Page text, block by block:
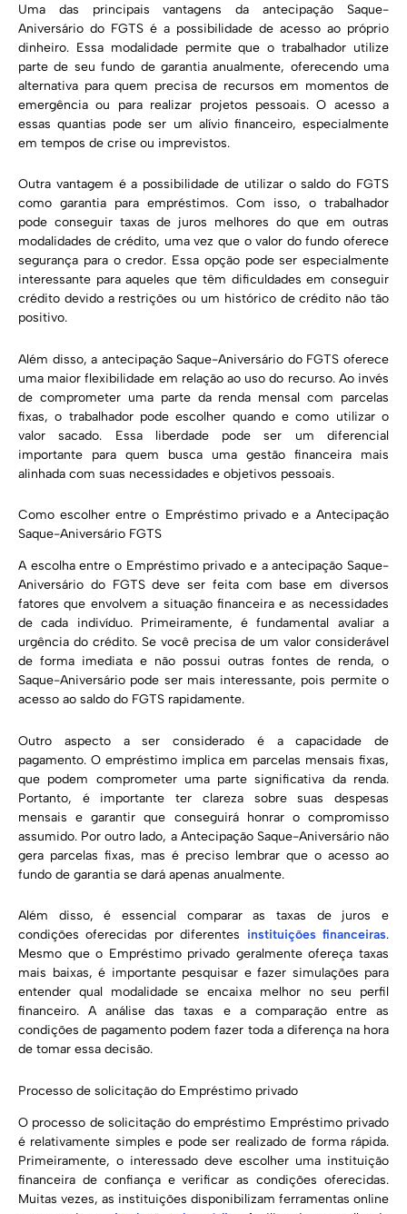
Uma das principais vantagens da antecipação Saque-
Aniversário do FGTS é a possibilidade de acesso ao próprio
dinheiro. Essa modalidade permite que o trabalhador utilize
parte de seu fundo de garantia anualmente, oferecendo uma
alternativa para quem precisa de recursos em momentos de
emergência ou para realizar projetos pessoais. O acesso a
essas quantias pode ser um alívio financeiro, especialmente
em tempos de crise ou imprevistos.
Outra vantagem é a possibilidade de utilizar o saldo do FGTS
como garantia para empréstimos. Com isso, o trabalhador
pode conseguir taxas de juros melhores do que em outras
modalidades de crédito, uma vez que o valor do fundo oferece
segurança para o credor. Essa opção pode ser especialmente
interessante para aqueles que têm dificuldades em conseguir
crédito devido a restrições ou um histórico de crédito não tão
positivo.
Além disso, a antecipação Saque-Aniversário do FGTS oferece
uma maior flexibilidade em relação ao uso do recurso. Ao invés
de comprometer uma parte da renda mensal com parcelas
fixas, o trabalhador pode escolher quando e como utilizar o
valor sacado. Essa liberdade pode ser um diferencial
importante para quem busca uma gestão financeira mais
alinhada com suas necessidades e objetivos pessoais.
Como escolher entre o Empréstimo privado e a Antecipação
Saque-Aniversário FGTS
A escolha entre o Empréstimo privado e a antecipação Saque-
Aniversário do FGTS deve ser feita com base em diversos
fatores que envolvem a situação financeira e as necessidades
de cada indivíduo. Primeiramente, é fundamental avaliar a
urgência do crédito. Se você precisa de um valor considerável
de forma imediata e não possui outras fontes de renda, o
Saque-Aniversário pode ser mais interessante, pois permite o
acesso ao saldo do FGTS rapidamente.
Outro aspecto a ser considerado é a capacidade de
pagamento. O empréstimo implica em parcelas mensais fixas,
que podem comprometer uma parte significativa da renda.
Portanto, é importante ter clareza sobre suas despesas
mensais e garantir que conseguirá honrar o compromisso
assumido. Por outro lado, a Antecipação Saque-Aniversário não
gera parcelas fixas, mas é preciso lembrar que o acesso ao
fundo de garantia se dará apenas anualmente.
Além disso, é essencial comparar as taxas de juros e
condições oferecidas por diferentes instituições financeiras.
Mesmo que o Empréstimo privado geralmente ofereça taxas
mais baixas, é importante pesquisar e fazer simulações para
entender qual modalidade se encaixa melhor no seu perfil
financeiro. A análise das taxas e a comparação entre as
condições de pagamento podem fazer toda a diferença na hora
de tomar essa decisão.
Processo de solicitação do Empréstimo privado
O processo de solicitação do empréstimo Empréstimo privado
é relativamente simples e pode ser realizado de forma rápida.
Primeiramente, o interessado deve escolher uma instituição
financeira de confiança e verificar as condições oferecidas.
Muitas vezes, as instituições disponibilizam ferramentas online